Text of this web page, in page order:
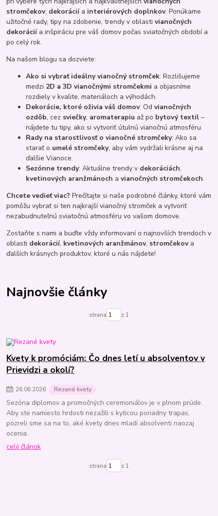
stromčekov, dekoráciía interiérových doplnkov. Ponúkame
užitočné rady, tipy na zdobenie, trendy v oblastivianočných
dekoráciía inšpiráciu pre váš domov počas sviatočných období a
po celý rok.
Na našom blogu sa dozviete:
Ako si vybrať ideálny vianočný stromček: Rozlišujeme
medzi 2D a 3D vianočnými stromčekmi a objasníme
rozdiely v kvalite, materiáloch a výhodách.
Dekorácie, ktoré oživia váš domov: Odvianočných
ozdôb, cez sviečky, aromaterapiu až po bytový textil –
nájdete tu tipy, ako si vytvoriť útulnú vianočnú atmosféru.
Rady na starostlivosť o vianočné stromčeky: Ako sa
starať o umelé stromčeky, aby vám vydržali krásne aj na
ďalšie Vianoce.
Sezónne trendy: Aktuálne trendy v dekoráciách,
kvetinových aranžmánoch avianočných stromčekoch.
Chcete vedieť viac? Prečítajte si naše podrobné články, ktoré vám
pomôžu vybrať si ten najkrajší vianočný stromček a vytvoriť
nezabudnuteľnú sviatočnú atmosféru vo vašom domove.
Zostaňte s nami a buďte vždy informovaní o najnovších trendoch v
oblasti dekorácií, kvetinových aranžmánov, stromčekova
ďalších krásnych produktov, ktoré u nás nájdete!
Najnovšie články
strana z 1
Kvety k promóciám: Čo dnes letí u absolventov v
Prievidzi a okolí?
26.06.2026 Rezané kvety
Sezóna diplomov a promočných ceremoniálov je v plnom prúde.
Aby ste namiesto hrdosti nezažili s kyticou poriadny trapas,
pozreli sme sa na to, aké kvety dnes mladí absolventi naozaj
ocenia.
celý článok
strana z 1